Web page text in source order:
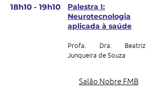
18h10 - 19h10
Palestra I:
Neurotecnologia
aplicada à saúde
Profa. Dra. Beatriz
Junqueira de Souza
Salão Nobre FMB